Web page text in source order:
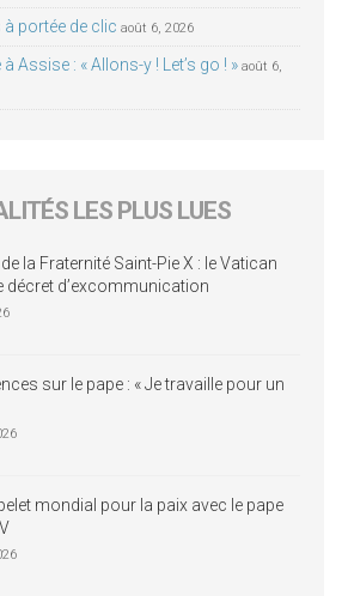
à portée de clic août 6, 2026
Assise : « Allons-y ! Let’s go ! » août 6,
LES PLUS LUES
la Fraternité Saint-Pie X : le Vatican
décret d’excommunication
sur le pape : « Je travaille pour un
mondial pour la paix avec le pape